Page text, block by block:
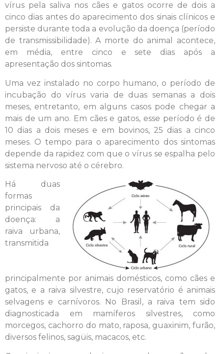
vírus pela saliva nos cães e gatos ocorre de dois a
cinco dias antes do aparecimento dos sinais clínicos e
persiste durante toda a evolução da doença (período
de transmissibilidade). A morte do animal acontece,
em média, entre cinco e sete dias após a
apresentação dos sintomas.
Uma vez instalado no corpo humano, o período de
incubação do vírus varia de duas semanas a dois
meses, entretanto, em alguns casos pode chegar a
mais de um ano. Em cães e gatos, esse período é de
10 dias a dois meses e em bovinos, 25 dias a cinco
meses. O tempo para o aparecimento dos sintomas
depende da rapidez com que o vírus se espalha pelo
sistema nervoso até o cérebro.
Há duas
formas
principais da
doença: a
raiva urbana,
transmitida
principalmente por animais domésticos, como cães e
gatos, e a raiva silvestre, cujo reservatório é animais
selvagens e carnívoros. No Brasil, a raiva tem sido
diagnosticada em mamíferos silvestres, como
morcegos, cachorro do mato, raposa, guaxinim, furão,
diversos felinos, sagüis, macacos, etc.